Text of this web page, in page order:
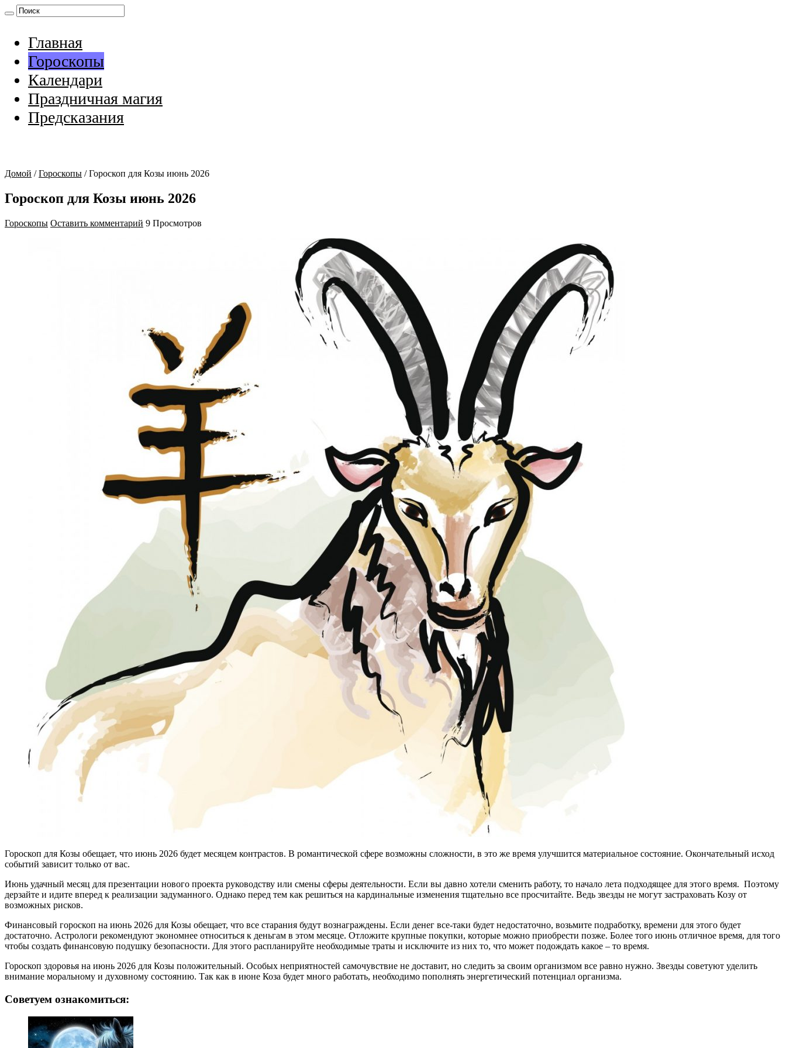
Главная
Гороскопы
Календари
Праздничная магия
Предсказания
Домой / Гороскопы / Гороскоп для Козы июнь 2026
Гороскоп для Козы июнь 2026
Гороскопы Оставить комментарий 9 Просмотров
Гороскоп для Козы обещает, что июнь 2026 будет месяцем контрастов. В романтической сфере возможны сложности, в это же время улучшится материальное состояние. Окончательный исход
событий зависит только от вас.
Июнь удачный месяц для презентации нового проекта руководству или смены сферы деятельности. Если вы давно хотели сменить работу, то начало лета подходящее для этого время. Поэтому
дерзайте и идите вперед к реализации задуманного. Однако перед тем как решиться на кардинальные изменения тщательно все просчитайте. Ведь звезды не могут застраховать Козу от
возможных рисков.
Финансовый гороскоп на июнь 2026 для Козы обещает, что все старания будут вознаграждены. Если денег все-таки будет недостаточно, возьмите подработку, времени для этого будет
достаточно. Астрологи рекомендуют экономнее относиться к деньгам в этом месяце. Отложите крупные покупки, которые можно приобрести позже. Более того июнь отличное время, для того
чтобы создать финансовую подушку безопасности. Для этого распланируйте необходимые траты и исключите из них то, что может подождать какое – то время.
Гороскоп здоровья на июнь 2026 для Козы положительный. Особых неприятностей самочувствие не доставит, но следить за своим организмом все равно нужно. Звезды советуют уделить
внимание моральному и духовному состоянию. Так как в июне Коза будет много работать, необходимо пополнять энергетический потенциал организма.
Советуем ознакомиться: